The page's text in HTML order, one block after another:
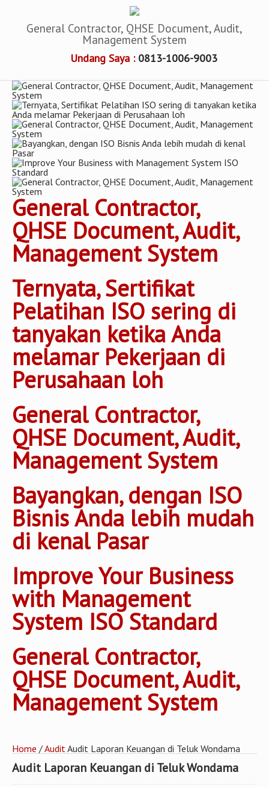
General Contractor, QHSE Document, Audit,
Management System
Undang Saya : 0813-1006-9003
General Contractor,
QHSE Document, Audit,
Management System
Ternyata, Sertifikat
Pelatihan ISO sering di
tanyakan ketika Anda
melamar Pekerjaan di
Perusahaan loh
General Contractor,
QHSE Document, Audit,
Management System
Bayangkan, dengan ISO
Bisnis Anda lebih mudah
di kenal Pasar
Improve Your Business
with Management
System ISO Standard
General Contractor,
QHSE Document, Audit,
Management System
Home /AuditAudit Laporan Keuangan di Teluk Wondama
Audit Laporan Keuangan di Teluk Wondama